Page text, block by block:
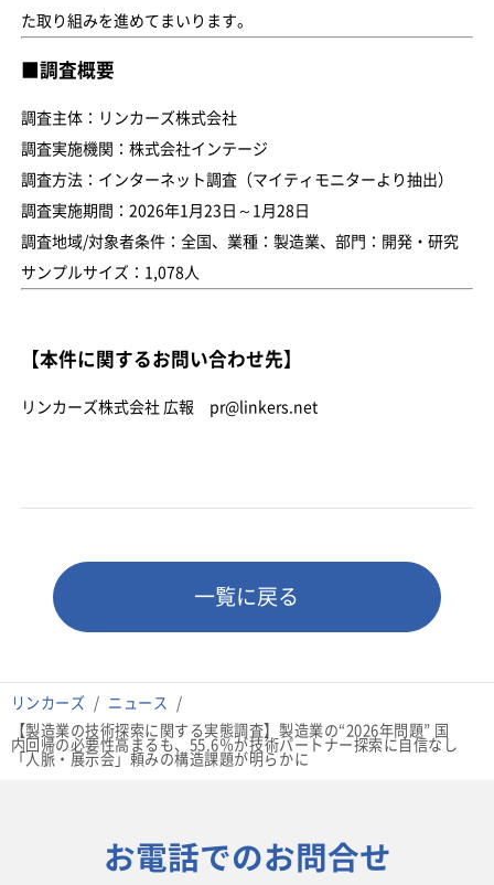
リンカーズ
ニュース
【製造業の技術探索に関する実態調査】製造業の“2026年問題” 国
内回帰の必要性高まるも、55.6％が技術パートナー探索に自信なし
「人脈・展示会」頼みの構造課題が明らかに
た取り組みを進めてまいります。
■調査概要
調査主体：リンカーズ株式会社
調査実施機関：株式会社インテージ
調査方法：インターネット調査（マイティモニターより抽出）
調査実施期間：2026年1月23日～1月28日
調査地域/対象者条件：全国、業種：製造業、部門：開発・研究
サンプルサイズ：1,078人
【本件に関するお問い合わせ先】
リンカーズ株式会社 広報 pr@linkers.net
一覧に戻る
お電話でのお問合せ